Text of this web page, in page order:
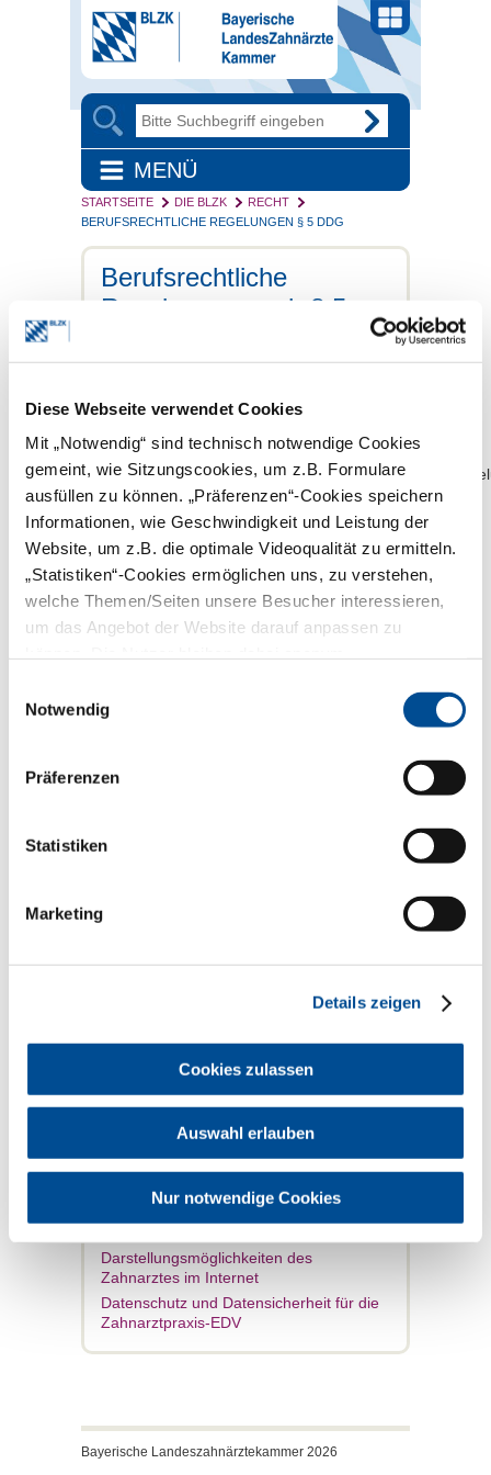
Diese Webseite verwendet Cookies
Mit „Notwendig“ sind technisch notwendige Cookies
gemeint, wie Sitzungscookies, um z.B. Formulare
ausfüllen zu können. „Präferenzen“-Cookies speichern
Informationen, wie Geschwindigkeit und Leistung der
Website, um z.B. die optimale Videoqualität zu ermitteln.
„Statistiken“-Cookies ermöglichen uns, zu verstehen,
welche Themen/Seiten unsere Besucher interessieren,
um das Angebot der Website darauf anpassen zu
Notwendig
Präferenzen
Statistiken
Marketing
Details zeigen
Cookies zulassen
Auswahl erlauben
Nur notwendige Cookies
MENÜ
STARTSEITE DIE BLZK
RECHT
BERUFSRECHTLICHE REGELUNGEN § 5 DDG
Berufsrechtliche
Regelungen nach § 5
Buchst. c) DDG Teil 2
Pflichtangaben
für die Praxishomepage sind. Mit einer
Verlinkung zu diesem Artikel
(https://blzk.de/blzk/site.nsf/id/
kommen Zahnärzte in Bayern der Pflicht
nach, die Bezeichnung und den Inhalt der
berufsrechtlichen Regelungen im
Impressum zugänglich zu machen.
Berufsordnung für die bayerischen
Zahnärzte (PDF | 64 KB)
Berufsrechtliche Regelungen § 5 DDG
Bundesrecht (Auswahl)
Bestimmungen der BLZK (Auswahl)
Berufsrechtliche Regelungen § 5 DDG
Aus- und Fortbildungsvorschriften für
Zahnärztliches Personal
Verwandte Themen
Elektronisches Impressum des
Darstellungsmöglichkeiten des
Zahnarztes im Internet
Datenschutz und Datensicherheit für die
Zahnarztpraxis-EDV
Bayerische Landeszahnärztekammer 2026